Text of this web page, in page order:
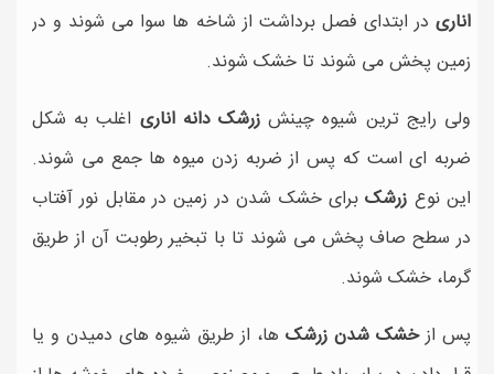
اناری در ابتدای فصل برداشت از شاخه ها سوا می شوند و در
زمین پخش می شوند تا خشک شوند.
ولی رایج ترین شیوه چینش زرشک دانه اناری اغلب به شکل
ضربه ای است که پس از ضربه زدن میوه ها جمع می شوند.
این نوع زرشکبرای خشک شدن در زمین در مقابل نور آفتاب
در سطح صاف پخش می شوند تا با تبخیر رطوبت آن از طریق
گرما، خشک شوند.
پس ازخشک شدن زرشک ها، از طریق شیوه های دمیدن و یا